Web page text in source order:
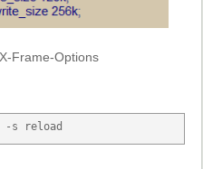
Frame-Options
s reload